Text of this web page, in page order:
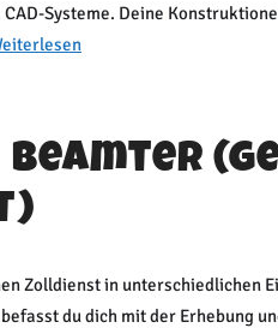
Systeme. Deine
Zolldienst in unterschiedlichen
du dich mit der Erhebung